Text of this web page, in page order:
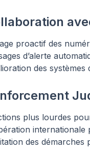
proactif des
d’alerte
des systèmes
plus lourdes
internationale
des démarches